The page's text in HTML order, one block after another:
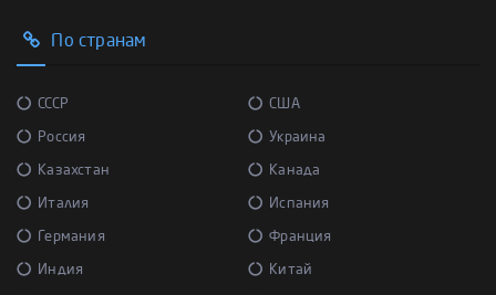
По странам
СССР США
Россия Украина
Казахстан Канада
Италия Испания
Германия Франция
Индия Китай